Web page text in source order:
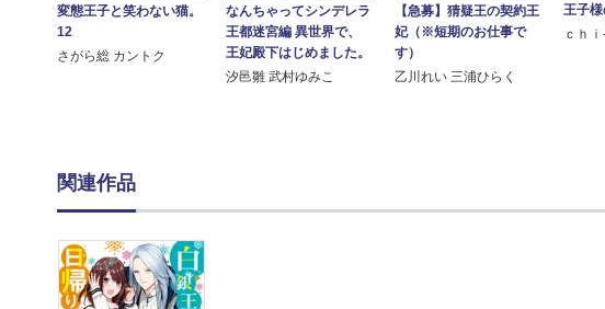
変態王子と笑わない猫。
12
さがら総 カントク
なんちゃってシンデレラ
王都迷宮編 異世界で、
王妃殿下はじめました。
汐邑雛 武村ゆみこ
【急募】猜疑王の契約王
妃（※短期のお仕事で
す）
乙川れい 三浦ひらく
王子
ｃｈ
関連作品